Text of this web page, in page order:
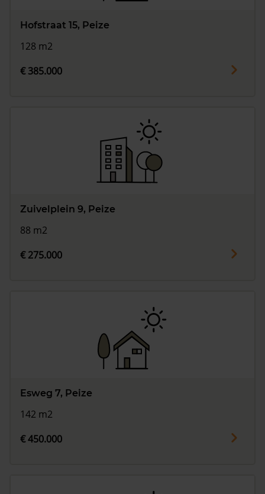
Hofstraat 15, Peize
128 m2
€ 385.000
Zuivelplein 9, Peize
88 m2
€ 275.000
Esweg 7, Peize
142 m2
€ 450.000